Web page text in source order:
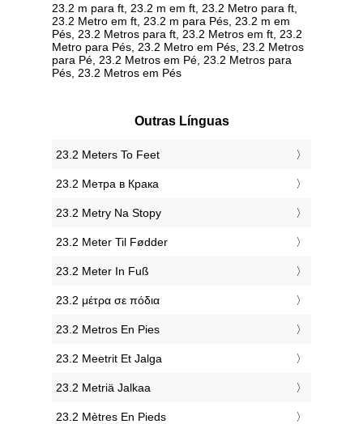
23.2 m para ft, 23.2 m em ft, 23.2 Metro para ft,
23.2 Metro em ft, 23.2 m para Pés, 23.2 m em
Pés, 23.2 Metros para ft, 23.2 Metros em ft, 23.2
Metro para Pés, 23.2 Metro em Pés, 23.2 Metros
para Pé, 23.2 Metros em Pé, 23.2 Metros para
Pés, 23.2 Metros em Pés
Outras Línguas
‎23.2 Meters To Feet
‎23.2 Метра в Крака
‎23.2 Metry Na Stopy
‎23.2 Meter Til Fødder
‎23.2 Meter In Fuß
‎23.2 μέτρα σε πόδια
‎23.2 Metros En Pies
‎23.2 Meetrit Et Jalga
‎23.2 Metriä Jalkaa
‎23.2 Mètres En Pieds